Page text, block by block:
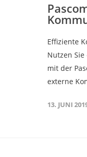
Effiziente
Nutzen
mit der
externe
13. JUNI